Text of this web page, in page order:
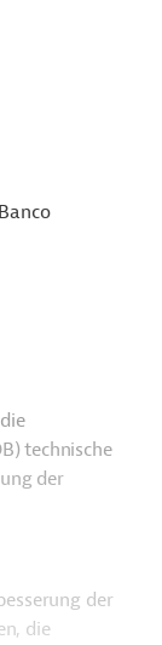
technische
der
der
die